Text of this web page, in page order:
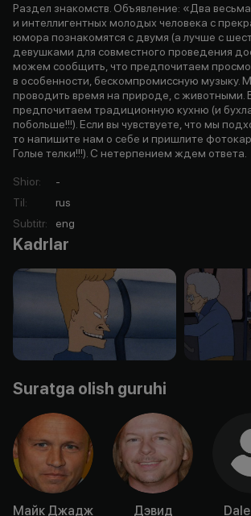
Раздел знакомств. Объявление: «Два
и интеллигентных молодых человека с
юмора познакомятся с двумя (а лучше с
девушками для совместного проведения
можем сообщить, что предпочитаем
в особенности, бескомпромиссную музыку.
проводить время на природе, с животными.
предпочитаем традиционную кухню (и
побольше!!!). Если вы чувствуете, что мы
то напишите нам о себе и пришлите
Голые телки!!!). С нетерпением ждем ответа.
Shior:
-
Til:
rus
Subtitr: eng
Kadrlar
Suratga olish guruhi
Майк Джадж
Дэвид